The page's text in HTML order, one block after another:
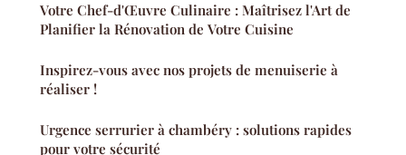
Votre Chef-d'Œuvre Culinaire : Maîtrisez l'Art de
Planifier la Rénovation de Votre Cuisine
Inspirez-vous avec nos projets de menuiserie à
réaliser !
Urgence serrurier à chambéry : solutions rapides
pour votre sécurité